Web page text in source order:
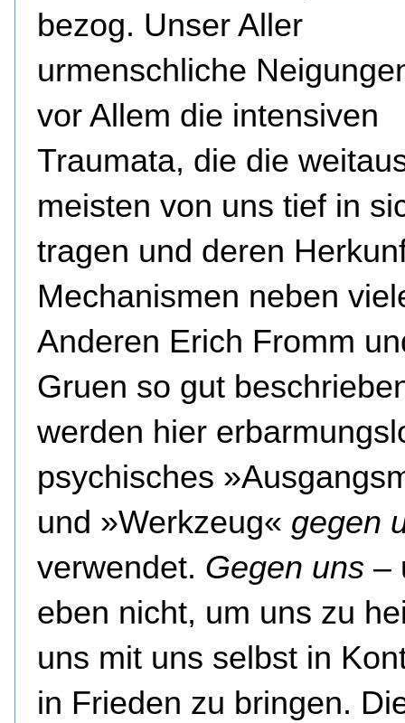
bezog. Unser Aller
urmenschliche
vor Allem die intensiven
Traumata, die die
meisten von uns tief in
tragen und deren
Mechanismen neben
Anderen Erich Fromm
Gruen so gut
werden hier
psychisches
und »Werkzeug« gegen
verwendet. Gegen uns –
eben nicht, um uns zu
uns mit uns selbst in
in Frieden zu bringen.